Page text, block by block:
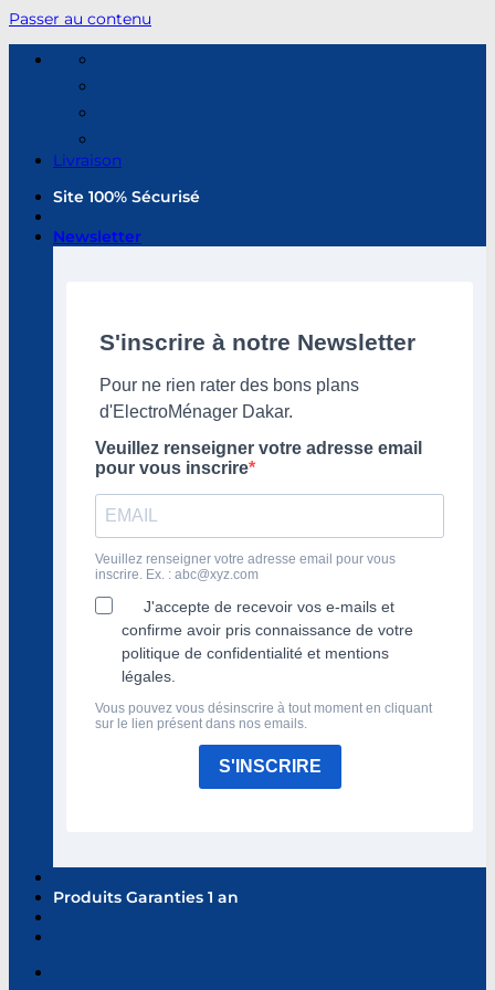
Passer au contenu
Livraison
Site 100% Sécurisé
Newsletter
S'inscrire à notre Newsletter
Pour ne rien rater des bons plans
d'ElectroMénager Dakar.
Veuillez renseigner votre adresse email
pour vous inscrire
Veuillez renseigner votre adresse email pour vous
inscrire. Ex. : abc@xyz.com
J'accepte de recevoir vos e-mails et
confirme avoir pris connaissance de votre
politique de confidentialité et mentions
légales.
Vous pouvez vous désinscrire à tout moment en cliquant
sur le lien présent dans nos emails.
S'INSCRIRE
Produits Garanties 1 an